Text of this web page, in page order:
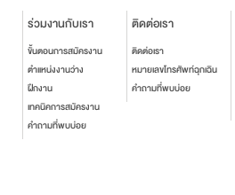
ร่วมงานกับเรา
ขั้นตอนการสมัครงาน
ตำแหน่งงานว่าง
ฝึกงาน
เทคนิคการสมัครงาน
คำถามที่พบบ่อย
ติดต่อเรา
ติดต่อเรา
หมายเลขโทรศัพท์ฉุกเฉิน
คำถามที่พบบ่อย